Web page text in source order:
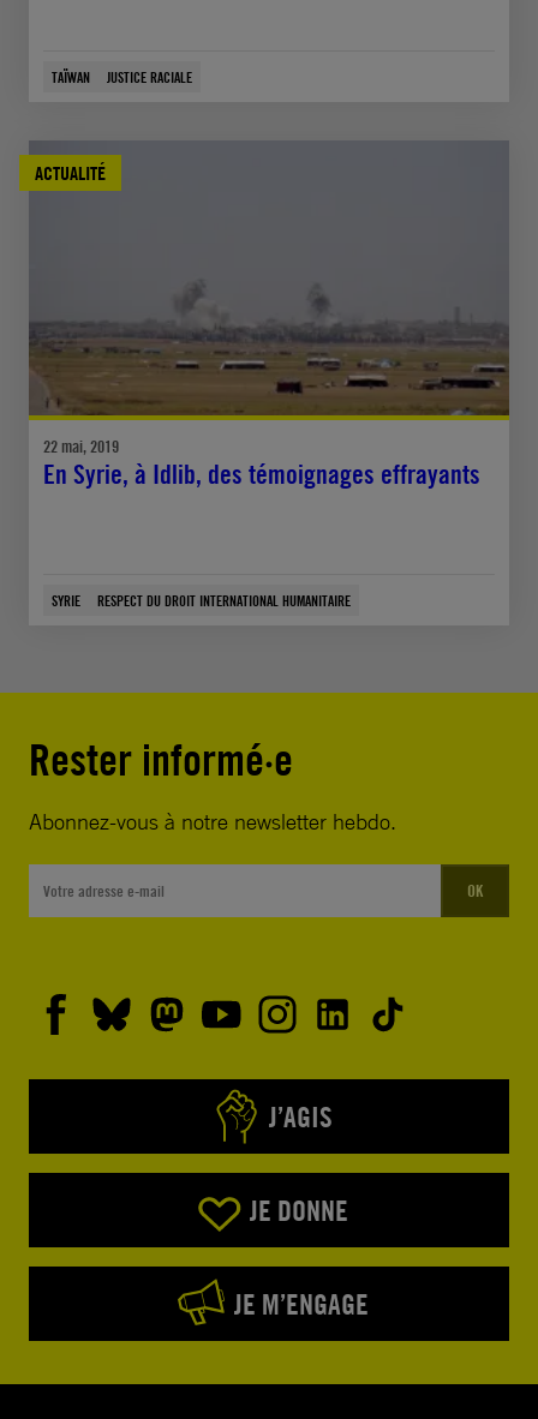
TAÏWAN JUSTICE RACIALE
ACTUALITÉ
22 mai, 2019
En Syrie, à Idlib, des témoignages effrayants
SYRIE RESPECT DU DROIT INTERNATIONAL HUMANITAIRE
Rester informé·e
Abonnez-vous à notre newsletter hebdo.
OK
J’AGIS
JE DONNE
JE M’ENGAGE